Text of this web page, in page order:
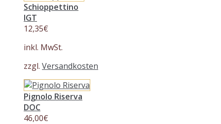
Schioppettino
IGT
12,35€
inkl. MwSt.
zzgl. Versandkosten
Pignolo Riserva
DOC
46,00€